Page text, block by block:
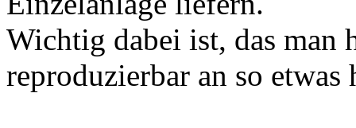
Wichtig dabei ist, das man
reproduzierbar an so etwas